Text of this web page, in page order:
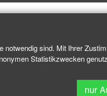
sind. Mit Ihrer
Statistikzwecken
nur